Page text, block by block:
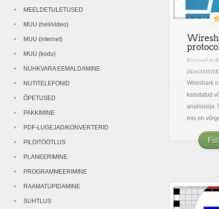
Reviewed in
Wireshark
kasutatud
analüüsija.
mis on
MEELDETULETUSED
MUU (heli/video)
MUU (internet)
MUU (kodu)
NUHKVARA EEMALDAMINE
NUTITELEFONID
ÕPETUSED
PAKKIMINE
PDF-LUGEJAD/KONVERTERID
PILDITÖÖTLUS
PLANEERIMINE
PROGRAMMEERIMINE
RAAMATUPIDAMINE
SUHTLUS